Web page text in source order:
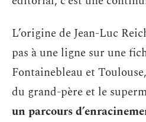
L’origine de Jean-Luc
pas à une ligne sur une
Fontainebleau et
du grand-père et le
un parcours